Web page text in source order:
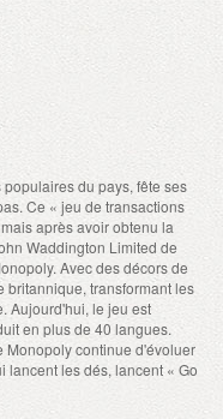
du pays, fête ses
Ce « jeu de transactions
après avoir obtenu la
Waddington Limited de
Avec des décors de
britannique, transformant les
Aujourd'hui, le jeu est
en plus de 40 langues.
Monopoly continue d'évoluer
lancent les dés, lancent « Go